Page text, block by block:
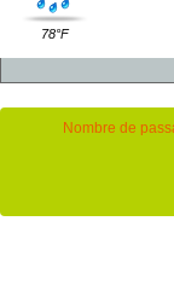
78°F
Nombre de